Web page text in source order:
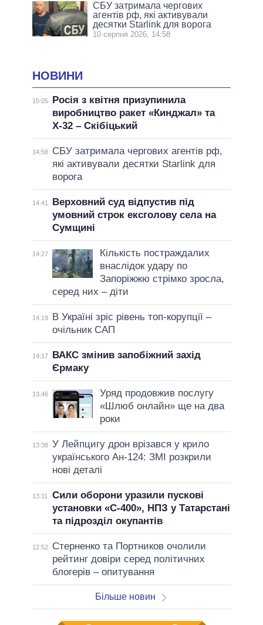
СБУ затримала чергових
агентів рф, які активували
десятки Starlink для ворога
10 серпня 2026, 14:58
НОВИНИ
15:05
Росія з квітня призупинила
виробництво ракет «Кинджал» та
Х-32 – Скібіцький
14:58
СБУ затримала чергових агентів рф,
які активували десятки Starlink для
ворога
14:41
Верховний суд відпустив під
умовний строк ексголову села на
Сумщині
14:27
Кількість постраждалих
внаслідок удару по
Запоріжжю стрімко зросла,
серед них – діти
14:19
В Україні зріс рівень топ-корупції –
очільник САП
14:17
ВАКС змінив запобіжний захід
Єрмаку
13:46
Уряд продовжив послугу
«Шлюб онлайн» ще на два
роки
13:38 У Лейпцигу дрон врізався у крило
українського Ан-124: ЗМІ розкрили
нові деталі
13:11
Сили оборони уразили пускові
установки «С-400», НПЗ у Татарстані
та підрозділ окупантів
12:52
Стерненко та Портников очолили
рейтинг довіри серед політичних
блогерів – опитування
Більше новин